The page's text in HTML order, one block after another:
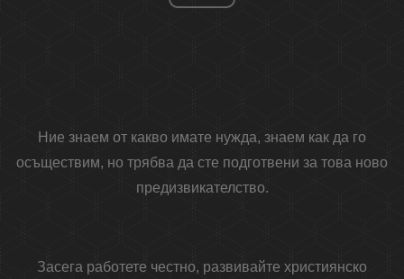
Ние знаем от какво имате нужда, знаем как да го
осъществим, но трябва да сте подготвени за това ново
предизвикателство.
Засега работете честно, развивайте християнско